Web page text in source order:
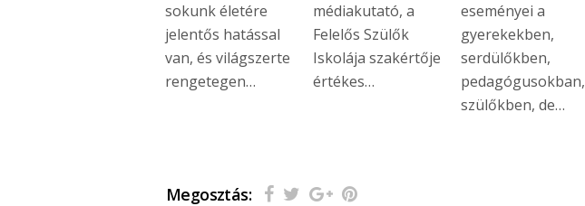
sokunk életére
jelentős hatással
van, és világszerte
rengetegen…
médiakutató, a
Felelős Szülők
Iskolája szakértője
értékes…
eseményei a
gyerekekben,
serdülőkben,
pedagógusokban,
szülőkben, de…
Megosztás: